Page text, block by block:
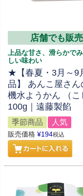
店舗でも販売
上品な甘さ、滑らかで
しい味わい
★【春夏・3月～9
品】 あんこ屋さん
機水ようかん （こ
100g｜遠藤製餡
季節商品 人気
販売価格 ¥194税込